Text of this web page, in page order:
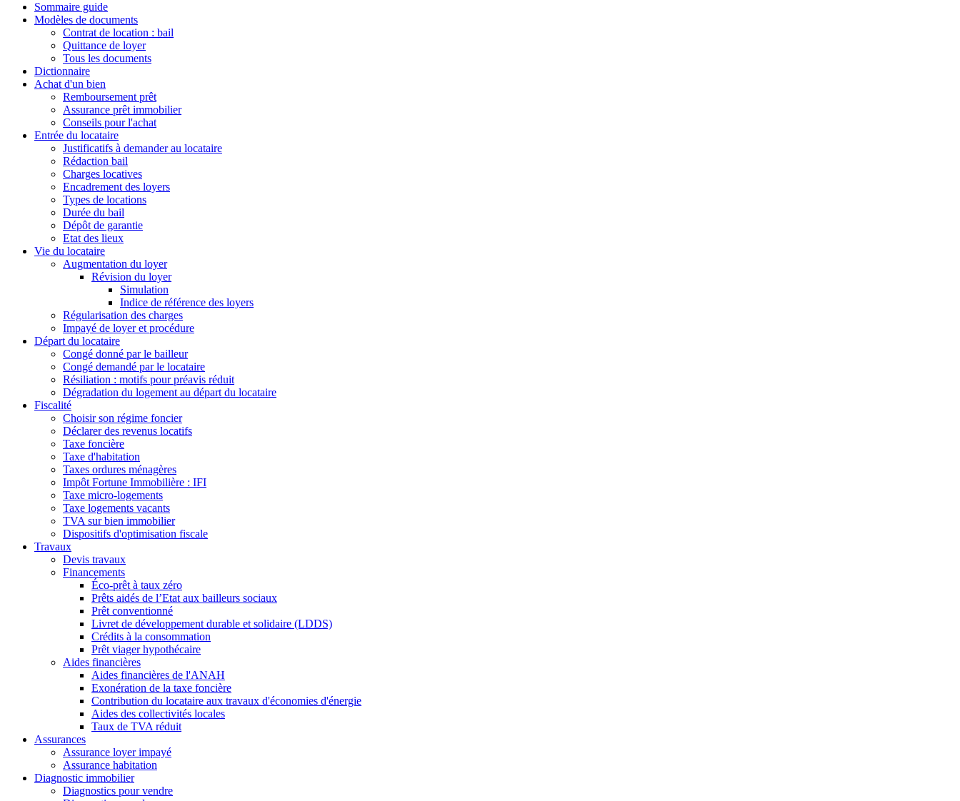
Sommaire guide
Modèles de documents
Contrat de location : bail
Quittance de loyer
Tous les documents
Dictionnaire
Achat d'un bien
Remboursement prêt
Assurance prêt immobilier
Conseils pour l'achat
Entrée du locataire
Justificatifs à demander au locataire
Rédaction bail
Charges locatives
Encadrement des loyers
Types de locations
Durée du bail
Dépôt de garantie
Etat des lieux
Vie du locataire
Augmentation du loyer
Révision du loyer
Simulation
Indice de référence des loyers
Régularisation des charges
Impayé de loyer et procédure
Départ du locataire
Congé donné par le bailleur
Congé demandé par le locataire
Résiliation : motifs pour préavis réduit
Dégradation du logement au départ du locataire
Fiscalité
Choisir son régime foncier
Déclarer des revenus locatifs
Taxe foncière
Taxe d'habitation
Taxes ordures ménagères
Impôt Fortune Immobilière : IFI
Taxe micro-logements
Taxe logements vacants
TVA sur bien immobilier
Dispositifs d'optimisation fiscale
Travaux
Devis travaux
Financements
Éco-prêt à taux zéro
Prêts aidés de l’Etat aux bailleurs sociaux
Prêt conventionné
Livret de développement durable et solidaire (LDDS)
Crédits à la consommation
Prêt viager hypothécaire
Aides financières
Aides financières de l'ANAH
Exonération de la taxe foncière
Contribution du locataire aux travaux d'économies d'énergie
Aides des collectivités locales
Taux de TVA réduit
Assurances
Assurance loyer impayé
Assurance habitation
Diagnostic immobilier
Diagnostics pour vendre